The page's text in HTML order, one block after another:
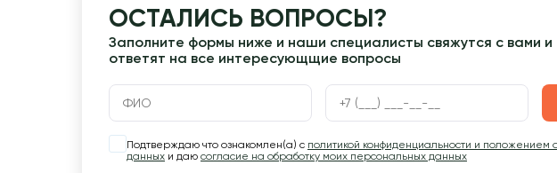
ОСТАЛИСЬ ВОПРОСЫ?
Заполните формы ниже и наши специалисты свяжутся с вами и
ответят на все интересующщие вопросы
Подтверждаю что ознакомлен(а) с политикой конфиденциальности и положением
данных и даю согласие на обработку моих персональных данных